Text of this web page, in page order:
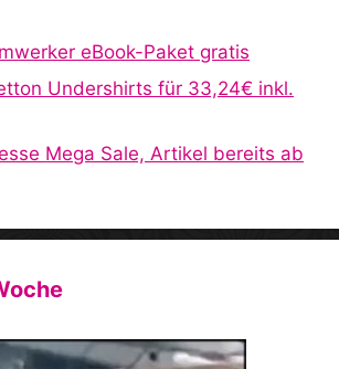
eBook-Paket gratis
Undershirts für 33,24€ inkl.
Mega Sale, Artikel bereits ab